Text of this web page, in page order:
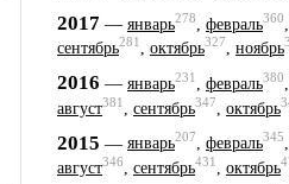
2017 — январь278 февраль360
сентябрь281, октябрь327, ноябрь
2016 — январь231 февраль380
август381 сентябрь347 октябрь
2015 — январь207, февраль345
август346 сентябрь431 октябрь